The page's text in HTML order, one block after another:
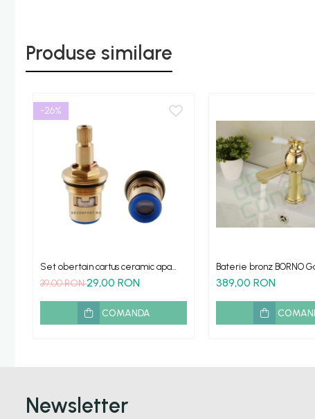
Bara sprijin - dizabilitati
Etajere - Rafturi baie
Sifoane evacuare
Evacuare cada-dus
Scurgere lavoar
HOME & DECO
Accesorii bucatarie
Gradina Terasa Camping
Accesorii camping gaz
Iluminat gradina camping
Produse similare
-26%
Set obertain cartus ceramic apa
calda-rece 1/2
39,00 RON29,00 RON
COMANDA
Baterie bronz BORNO
montare lavoar
389,00 RON
Newsletter